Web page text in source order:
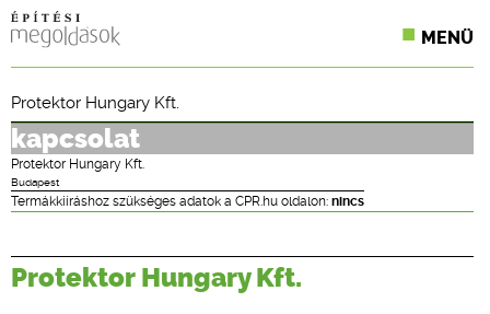
MENÜ
ONLINE KÉPZÉSEK
Protektor Hungary Kft.
kapcsolat
Protektor Hungary Kft.
Budapest
Termákkiíráshoz szükséges adatok a CPR.hu oldalon: nincs
Protektor Hungary Kft.